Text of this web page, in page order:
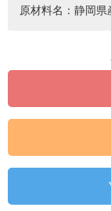
原材料名：静岡県